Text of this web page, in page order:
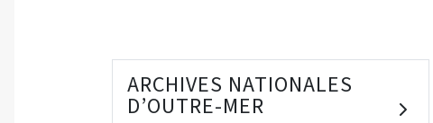
ARCHIVES NATIONALES
D’OUTRE-MER